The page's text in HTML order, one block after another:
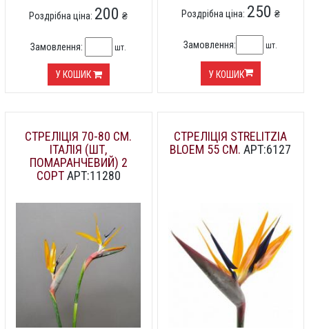
Роздрібна ціна: 200 ₴
Замовлення: шт.
У КОШИК
Роздрібна ціна: 250 ₴
Замовлення: шт.
У КОШИК
СТРЕЛІЦІЯ 70-80 СМ.
ІТАЛІЯ (ШТ,
ПОМАРАНЧЕВИЙ) 2
СОРТАРТ:11280
СТРЕЛІЦІЯ STRELITZIA
BLOEM 55 СМ. АРТ:6127